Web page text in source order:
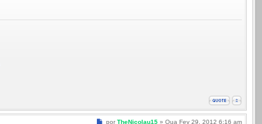
Mensagem
por TheNicolau15 » Qua Fev 29, 2012 6:16 am